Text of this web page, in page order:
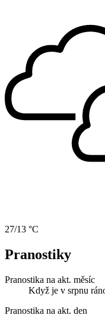
27/13 °C
Pranostiky
Pranostika na akt. měsíc
Když je v srpnu
Pranostika na akt. den